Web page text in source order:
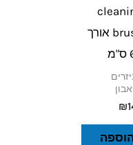
brush אורך
₪